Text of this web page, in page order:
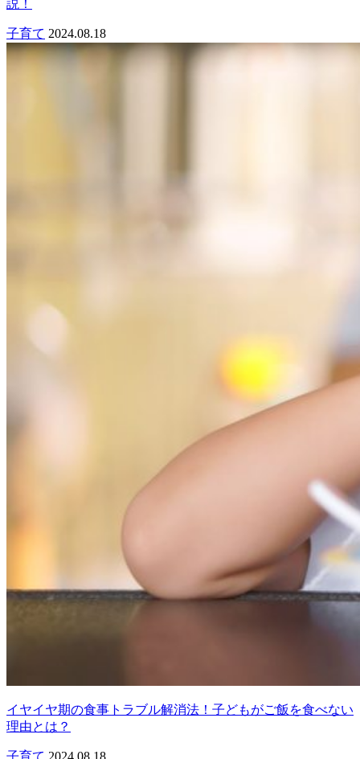
説！
子育て 2024.08.18
イヤイヤ期の食事トラブル解消法！子どもがご飯を食べない
理由とは？
子育て 2024.08.18